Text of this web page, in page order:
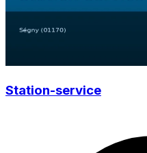
Station-service